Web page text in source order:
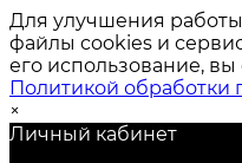
Для улучшения
файлы cookies и
его использование,
Политикой обработки
×
Личный кабинет